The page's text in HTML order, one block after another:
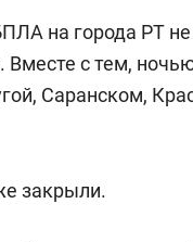
на города РТ
с тем,
Саранском,
закрыли.